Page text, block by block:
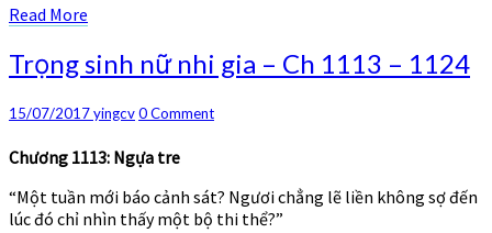
Read More
Trọng
sinh
nhi
–
Ch
1113
Trọng sinh nữ nhi gia – Ch 1113 – 1124
15/07/2017yingcvComments
0 Comment
Chương 1113: Ngựa tre
“Một tuần mới báo cảnh sát? Ngươi chẳng lẽ liền không sợ đến
lúc đó chỉ nhìn thấy một bộ thi thể?”